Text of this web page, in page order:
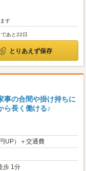
す
あと22日
とりあえず保存
事の合間や掛け持ちに
ら長く働ける♪
UP）＋交通費
歩 1分